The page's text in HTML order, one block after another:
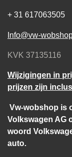
+ 31 617063505
Info@vw-
KVK 37135116
Wijzigingen in
prijzen zijn
Vw-wobshop is
Volkswagen AG
woord
auto.